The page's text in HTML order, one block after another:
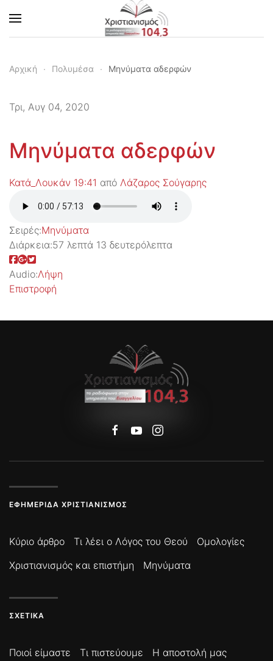
Skip to main content
Αρχική Πολυμέσα Μηνύματα αδερφών
Τρι, Αυγ 04, 2020
Μηνύματα αδερφών
Κατά_Λουκάν 19:41 από Λάζαρος Σούγαρης
Σειρές:Μηνύματα
Διάρκεια:57 λεπτά 13 δευτερόλεπτα
Audio:Λήψη
Επιστροφή
ΕΦΗΜΕΡΊΔΑ ΧΡΙΣΤΙΑΝΙΣΜΌΣ
Κύριο άρθρο Τι λέει ο Λόγος του Θεού
Ομολογίες
Χριστιανισμός και επιστήμη
Μηνύματα
ΣΧΕΤΙΚΆ
Ποιοί είμαστε Τι πιστεύουμε Η αποστολή μας